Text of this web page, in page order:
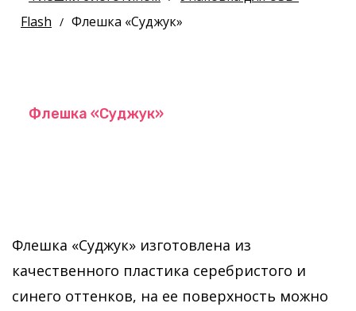
Flash / Флешка «Суджук»
Флешка «Суджук»
Флешка «Суджук» изготовлена из
качественного пластика серебристого и
синего оттенков, на ее поверхность можно